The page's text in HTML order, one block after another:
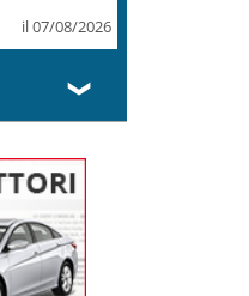
il 07/08/2026
❯